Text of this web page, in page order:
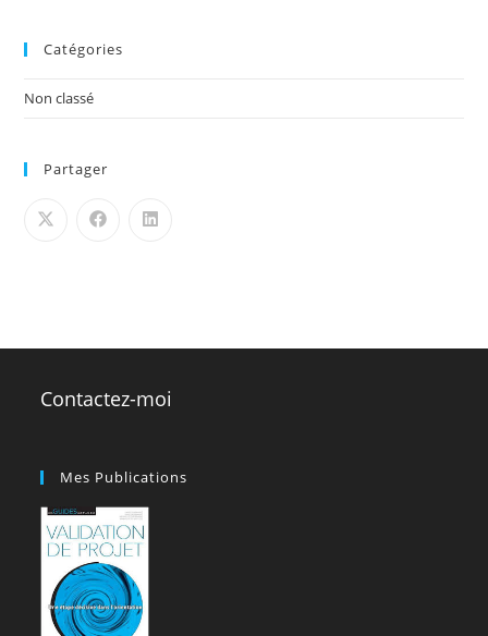
Catégories
Non classé
Partager
Contactez-moi
Mes Publications